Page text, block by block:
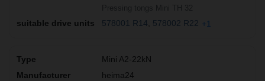
578001 R14 578002 R22 +1
Mini A2-22kN
heima24